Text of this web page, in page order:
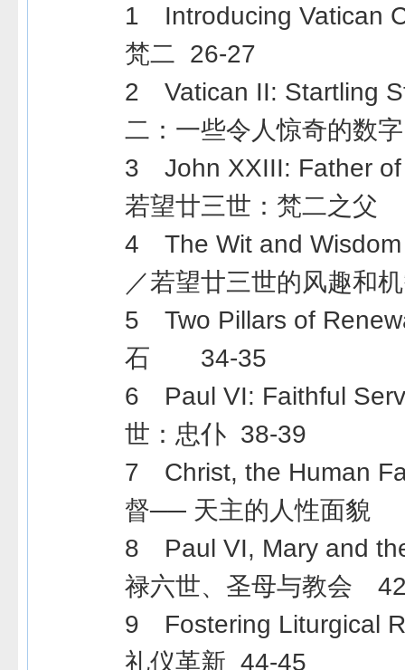
1 Introducing Vatican
梵二 26-27
2 Vatican II: Startling
二：一些令人惊奇的
3 John XXIII: Father of
若望廿三世：梵二之
4 The Wit and Wisdom
／若望廿三世的风趣和
5 Two Pillars of
石 34-35
6 Paul VI: Faithful
世：忠仆 38-39
7 Christ, the Human
督── 天主的人性面
8 Paul VI, Mary and
禄六世、圣母与教会
9 Fostering Liturgical
礼仪革新 44-45